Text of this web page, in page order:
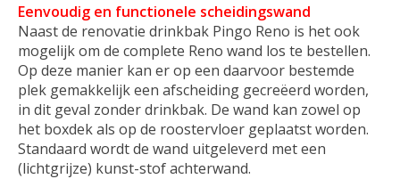
Eenvoudig en functionele scheidingswand
Naast de renovatie drinkbak Pingo Reno is het ook
mogelijk om de complete Reno wand los te bestellen.
Op deze manier kan er op een daarvoor bestemde
plek gemakkelijk een afscheiding gecreëerd worden,
in dit geval zonder drinkbak. De wand kan zowel op
het boxdek als op de roostervloer geplaatst worden.
Standaard wordt de wand uitgeleverd met een
(lichtgrijze) kunst-stof achterwand.